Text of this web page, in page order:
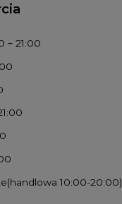
– 21:00
(handlowa 10:00-20:00)